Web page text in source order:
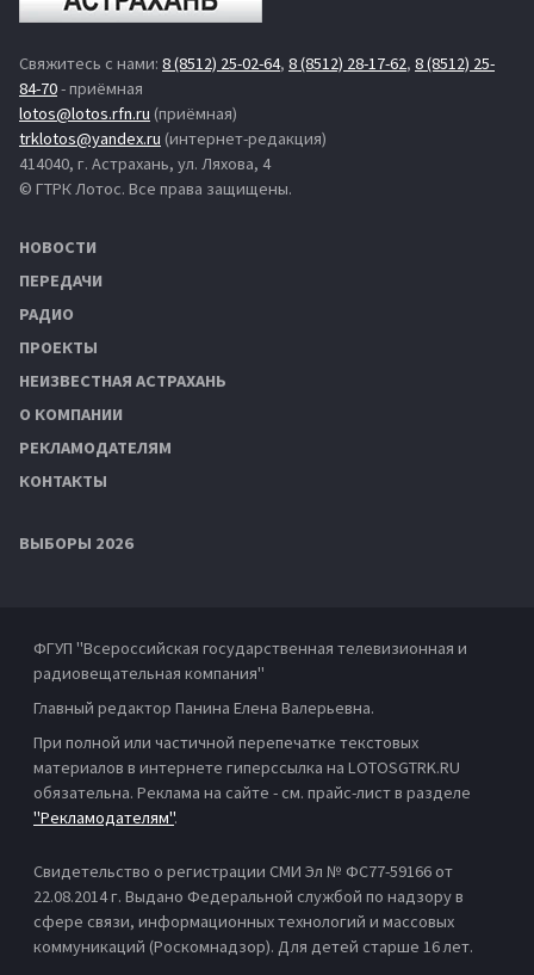
Свяжитесь с нами: 8 (8512) 25-02-64, 8 (8512) 28-17-62, 8 (8512) 25-
84-70- приёмная
lotos@lotos.rfn.ru (приёмная)
trklotos@yandex.ru (интернет-редакция)
414040, г. Астрахань, ул. Ляхова, 4
© ГТРК Лотос. Все права защищены.
НОВОСТИ
ПЕРЕДАЧИ
РАДИО
ПРОЕКТЫ
НЕИЗВЕСТНАЯ АСТРАХАНЬ
О КОМПАНИИ
РЕКЛАМОДАТЕЛЯМ
КОНТАКТЫ
ВЫБОРЫ 2026
ФГУП "Всероссийская государственная телевизионная и
радиовещательная компания"
Главный редактор Панина Елена Валерьевна.
При полной или частичной перепечатке текстовых
материалов в интернете гиперссылка на LOTOSGTRK.RU
обязательна. Реклама на сайте - см. прайс-лист в разделе
"Рекламодателям".
Свидетельство о регистрации СМИ Эл № ФС77-59166 от
22.08.2014 г. Выдано Федеральной службой по надзору в
сфере связи, информационных технологий и массовых
коммуникаций (Роскомнадзор). Для детей старше 16 лет.